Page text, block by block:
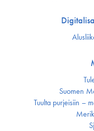
Suomen
Tuulta purjeisiin –